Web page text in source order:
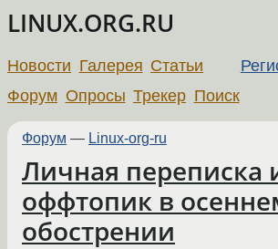
LINUX.ORG.RU
Новости Галерея Статьи
Форум Опросы Трекер Поиск
Форум — Linux-org-ru
Личная переписка
оффтопик в
обострении